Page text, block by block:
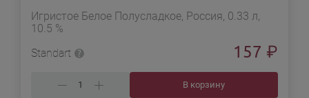
Игристое Белое Полусладкое, Россия, 0.33 л,
10.5 %
Standart
157 ₽
В корзину